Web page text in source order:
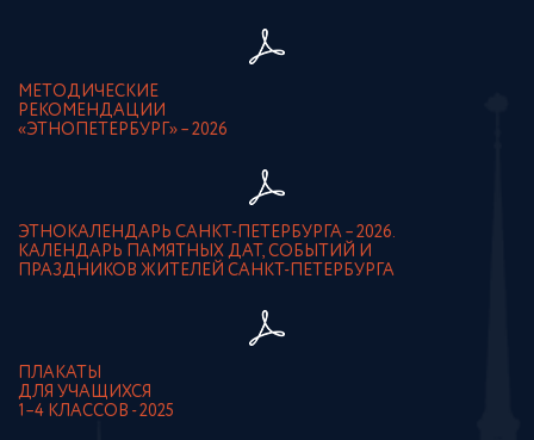
МЕТОДИЧЕСКИЕ
РЕКОМЕНДАЦИИ
«ЭТНОПЕТЕРБУРГ» – 2026
ЭТНОКАЛЕНДАРЬ САНКТ-ПЕТЕРБУРГА – 2026.
КАЛЕНДАРЬ ПАМЯТНЫХ ДАТ, СОБЫТИЙ И
ПРАЗДНИКОВ ЖИТЕЛЕЙ САНКТ-ПЕТЕРБУРГА
ПЛАКАТЫ
ДЛЯ УЧАЩИХСЯ
1–4 КЛАССОВ - 2025